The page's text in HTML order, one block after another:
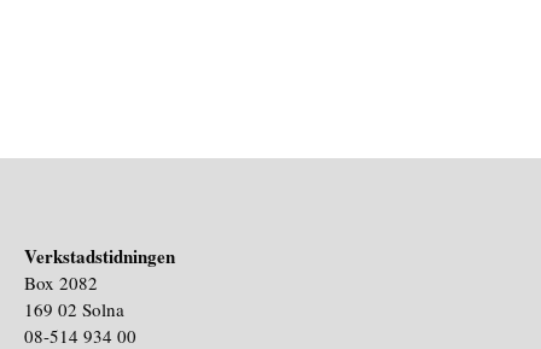
Verkstadstidningen
Box 2082
169 02 Solna
08-514 934 00